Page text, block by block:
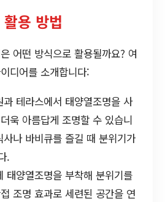
용 방법
어떤 방식으로 활용될까요? 여
디어를 소개합니다:
과 테라스에서 태양열조명을 사
욱 아름답게 조명할 수 있습니
나 바비큐를 즐길 때 분위기가
.
태양열조명을 부착해 분위기를
조명 효과로 세련된 공간을 연